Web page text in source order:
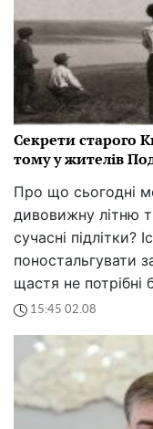
Секрети старого
тому у жителів
Про що сьогодні
дивовижну літню
сучасні підлітки?
поностальгувати
щастя не потрібні
15:45 02.08